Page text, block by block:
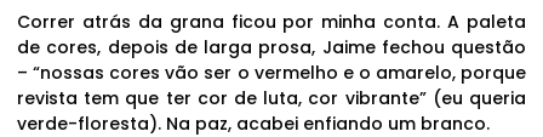
Correr atrás da grana ficou por minha conta. A paleta
de cores, depois de larga prosa, Jaime fechou questão
– “nossas cores vão ser o vermelho e o amarelo, porque
revista tem que ter cor de luta, cor vibrante” (eu queria
verde-floresta). Na paz, acabei enfiando um branco.